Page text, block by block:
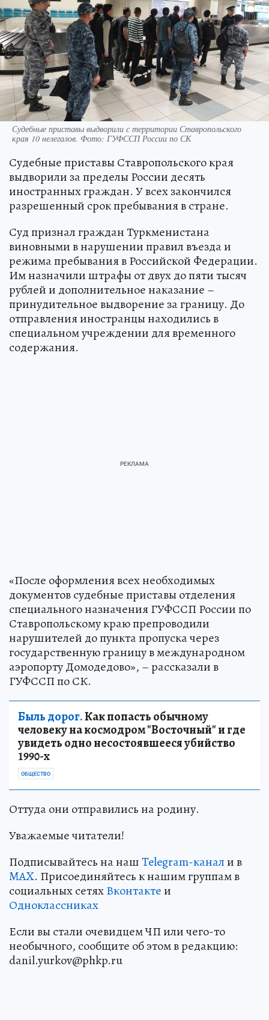
Судебные приставы выдворили с территории Ставропольского
края 10 нелегалов. Фото: ГУФССП России по СК
Судебные приставы Ставропольского края
выдворили за пределы России десять
иностранных граждан. У всех закончился
разрешенный срок пребывания в стране.
Суд признал граждан Туркменистана
виновными в нарушении правил въезда и
режима пребывания в Российской Федерации.
Им назначили штрафы от двух до пяти тысяч
рублей и дополнительное наказание –
принудительное выдворение за границу. До
отправления иностранцы находились в
специальном учреждении для временного
содержания.
«После оформления всех необходимых
документов судебные приставы отделения
специального назначения ГУФССП России по
Ставропольскому краю препроводили
нарушителей до пункта пропуска через
государственную границу в международном
аэропорту Домодедово», – рассказали в
ГУФССП по СК.
Быль дорог.Как попасть обычному
человеку на космодром "Восточный" и где
увидеть одно несостоявшееся убийство
1990-х
ОБЩЕСТВО
Оттуда они отправились на родину.
Уважаемые читатели!
Подписывайтесь на нашTelegram-канали в
MAX. Присоединяйтесь к нашим группам в
социальных сетяхВконтактеи
Одноклассниках
Если вы стали очевидцем ЧП или чего-то
необычного, сообщите об этом в редакцию:
danil.yurkov@phkp.ru